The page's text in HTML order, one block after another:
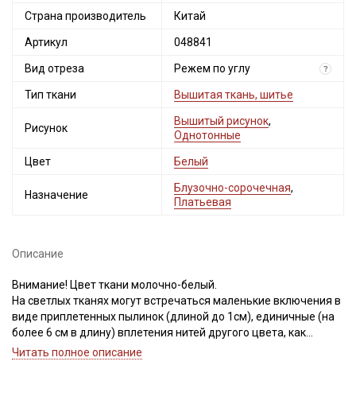
Страна производитель Китай
Артикул 048841
Вид отреза Режем по углу ?
Тип ткани Вышитая ткань, шитье
Рисунок
Вышитый рисунок,
Однотонные
Цвет Белый
Назначение
Блузочно-сорочечная,
Платьевая
Описание
Внимание! Цвет ткани молочно-белый.
На светлых тканях могут встречаться маленькие включения в
виде приплетенных пылинок (длиной до 1см), единичные (на
более 6 см в длину) вплетения нитей другого цвета, как
продольные, так и поперечные, могут встретиться маленькие
Читать полное описание